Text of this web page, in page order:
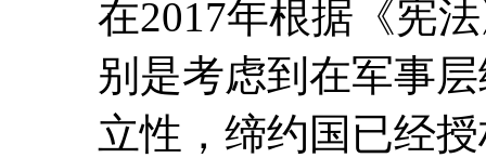
在2017年根据《宪
别是考虑到在军事
立性，缔约国已经